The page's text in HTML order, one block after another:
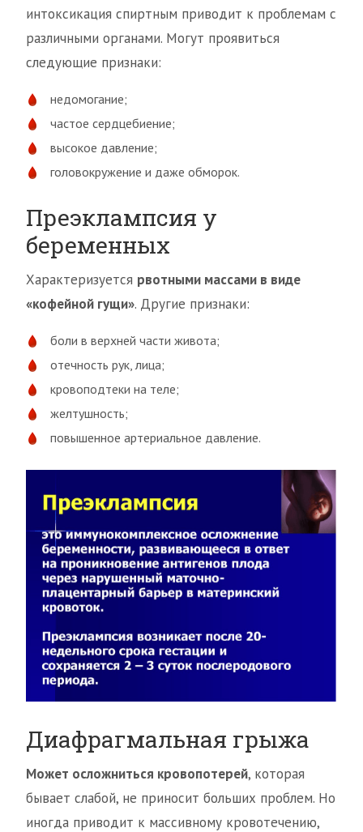
интоксикация спиртным приводит к проблемам с
различными органами. Могут проявиться
следующие признаки:
недомогание;
частое сердцебиение;
высокое давление;
головокружение и даже обморок.
Преэклампсия у
беременных
Характеризуется рвотными массами в виде
«кофейной гущи». Другие признаки:
боли в верхней части живота;
отечность рук, лица;
кровоподтеки на теле;
желтушность;
повышенное артериальное давление.
Диафрагмальная грыжа
Может осложниться кровопотерей, которая
бывает слабой, не приносит больших проблем. Но
иногда приводит к массивному кровотечению,